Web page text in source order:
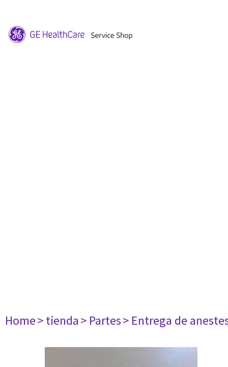
Home> tienda> Partes> Entrega de